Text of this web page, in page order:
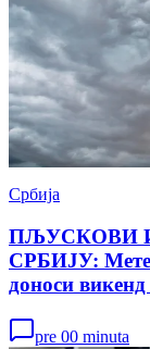
Србија
ПЉУСКОВИ
СРБИЈУ:
доноси
pre 00 minuta